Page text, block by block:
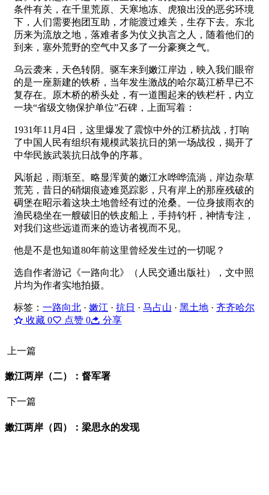
条件有关，在千里荒原、天寒地冻、虎狼出没的恶劣环境
下，人们需要抱团互助，才能渡过难关，生存下去。东北
历来为流放之地，落难者多为仗义执言之人，随着他们的
到来，塞外荒野的空气中又多了一分豪爽之气。
乌云袭来，天色转阴。驱车来到嫩江岸边，映入我们眼帘
的是一座新建的铁桥，当年发生激战的哈尔葛江桥早已不
复存在。原木桥的桥头处，有一道围起来的铁栏杆，内立
一块“省级文物保护单位”石碑，上面写着：
1931年11月4日，这里爆发了震惊中外的江桥抗战，打响
了中国人民有组织有规模武装抗日的第一场战役，揭开了
中华民族武装抗日战争的序幕。
风渐起，雨渐至。略显浑黄的嫩江水哗哗流淌，岸边杂草
荒芜，昔日的硝烟痕迹难觅踪影，只有岸上的那座残破的
碉堡在昭示着这块土地曾经有过的沧桑。一位身披雨衣的
渔民稳坐在一艘破旧的铁皮船上，手持钓杆，神情专注，
对我们这些远道而来的造访者视而不见。
他是不是也知道80年前这里曾经发生过的一切呢？
选自作者游记《一路向北》（人民交通出版社），文中照
片均为作者实地拍摄。
标签： 一路向北 · 嫩江 · 抗日 · 马占山 · 黑土地 · 齐齐哈尔
收藏 0 点赞 0 分享
上一篇
嫩江两岸（二）：督军署
下一篇
嫩江两岸（四）：梁思永的发现